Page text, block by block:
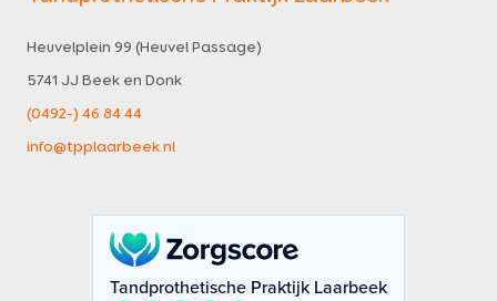
Heuvelplein 99 (Heuvel Passage)
5741 JJ Beek en Donk
(0492-) 46 84 44
info@tpplaarbeek.nl
Tandprothetische Praktijk Laarbeek